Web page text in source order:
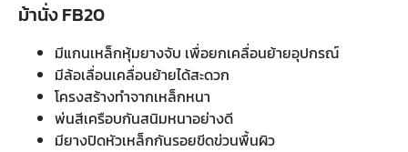
ม้านั่ง FB20
มีแกนเหล็กหุ้มยางจับ เพื่อยกเคลื่อนย้ายอุปกรณ์
มีล้อเลื่อนเคลื่อนย้ายได้สะดวก
โครงสร้างทำจากเหล็กหนา
พ่นสีเครือบกันสนิมหนาอย่างดี
มียางปิดหัวเหล็กกันรอยขีดข่วนพื้นผิว